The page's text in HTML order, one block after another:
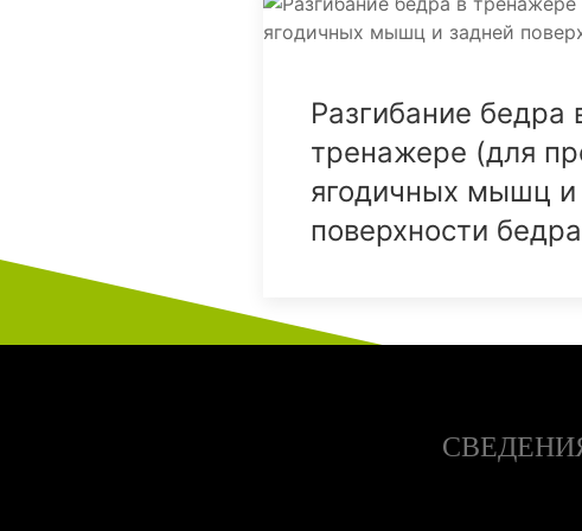
Разгибание бедра
тренажере (для
ягодичных мышц и
поверхности